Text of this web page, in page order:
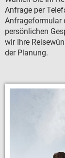
Anfrage per
Anfrageformular
persönlichen
wir Ihre
der Planung.